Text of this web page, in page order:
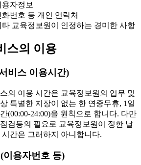
용자정보
번호 등 개인 연락처
교육정보원이 인정하는 경미한 사항
스의 이용
비스 이용시간)
의 이용 시간은 교육정보원의 업무 및
특별한 지장이 없는 한 연중무휴, 1일
(00:00-24:00)을 원칙으로 합니다. 다만
검등의 필요로 교육정보원이 정한 날
시간은 그러하지 아니합니다.
이용자번호 등)